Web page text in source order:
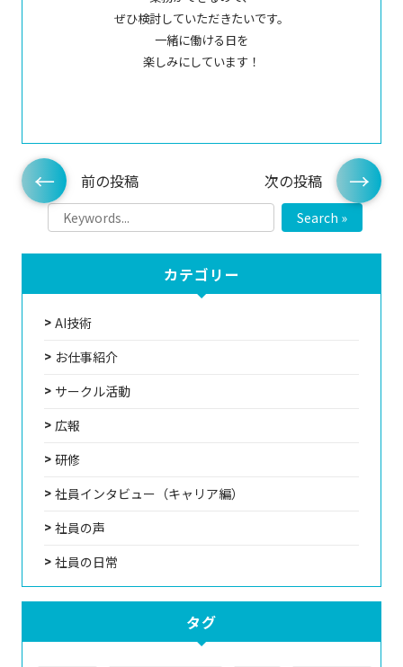
ぜひ検討していただきたいです。
一緒に働ける日を
楽しみにしています！
前の投稿 次の投稿
Search »
カテゴリー
AI技術
お仕事紹介
サークル活動
広報
研修
社員インタビュー（キャリア編）
社員の声
社員の日常
タグ